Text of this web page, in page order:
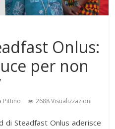
Onlus:
per non
Pittino 2688 Visualizzazioni
di Steadfast Onlus aderisce